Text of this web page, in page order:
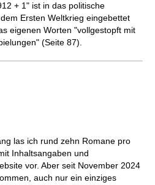
+ 1" ist in das politische
Ersten Weltkrieg eingebettet
eigenen Worten "vollgestopft mit
(Seite 87).
las ich rund zehn Romane pro
Inhaltsangaben und
vor. Aber seit November 2024
auch nur ein einziges